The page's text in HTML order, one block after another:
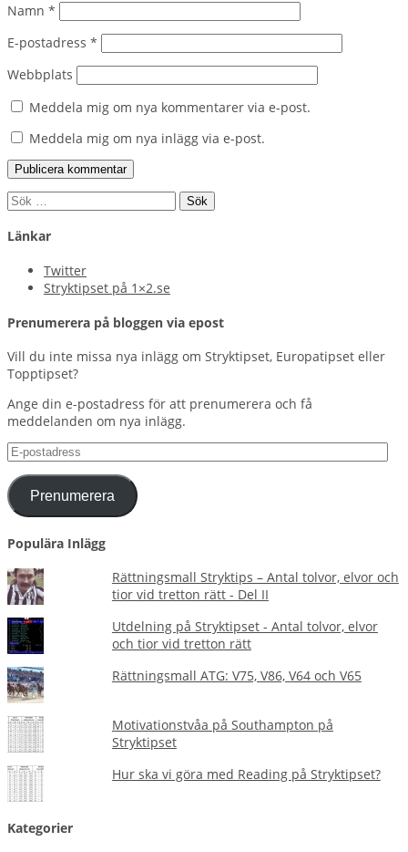
Namn *
E-postadress *
Webbplats
Meddela mig om nya kommentarer via e-post.
Meddela mig om nya inlägg via e-post.
Sök
efter:
Länkar
Twitter
Stryktipset på 1×2.se
Prenumerera på bloggen via epost
Vill du inte missa nya inlägg om Stryktipset, Europatipset eller
Topptipset?
Ange din e-postadress för att prenumerera och få
meddelanden om nya inlägg.
E-
Prenumerera
Populära Inlägg
Rättningsmall Stryktips – Antal tolvor, elvor och
tior vid tretton rätt - Del II
Utdelning på Stryktipset - Antal tolvor, elvor
och tior vid tretton rätt
Rättningsmall ATG: V75, V86, V64 och V65
Motivationstvåa på Southampton på
Stryktipset
Hur ska vi göra med Reading på Stryktipset?
Kategorier